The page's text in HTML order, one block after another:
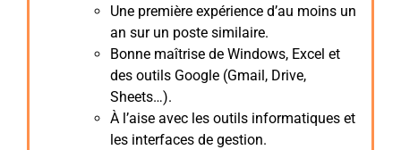
Une première expérience d’au moins un
an sur un poste similaire.
Bonne maîtrise de Windows, Excel et
des outils Google (Gmail, Drive,
Sheets…).
À l’aise avec les outils informatiques et
les interfaces de gestion.